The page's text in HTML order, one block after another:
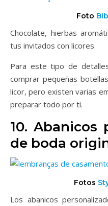
Foto
Chocolate, hierbas
tus invitados con licores.
Para este tipo de
comprar pequeñas
licor, pero existen varias
preparar todo por ti.
10. Abanicos
de boda
Fotos
Los abanicos